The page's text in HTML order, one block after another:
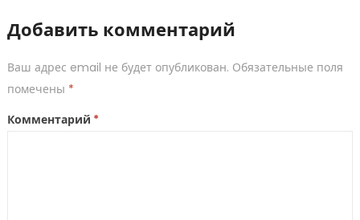
Добавить комментарий
Ваш адрес email не будет опубликован. Обязательные поля
помечены *
Комментарий *